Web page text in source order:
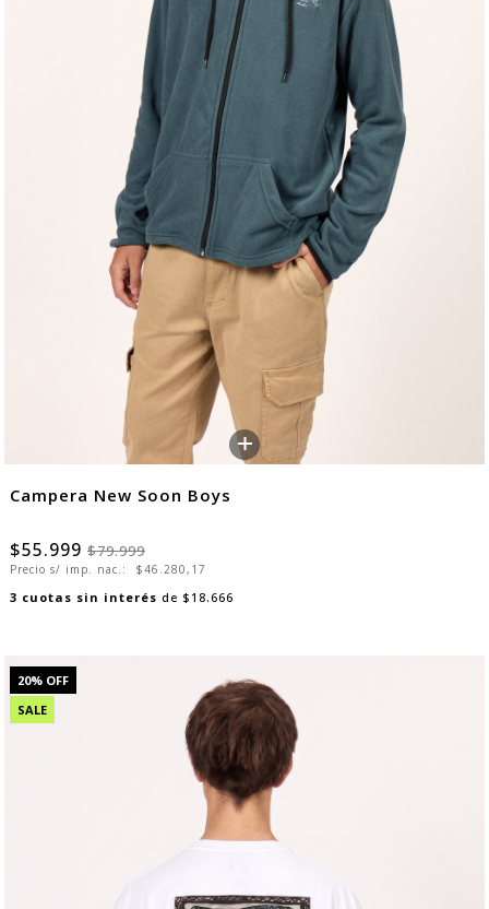
+
Campera New Soon Boys
$55.999 $79.999
Precio s/ imp. nac.: $46.280,17
3 cuotas sin interés de $18.666
20% OFF
SALE